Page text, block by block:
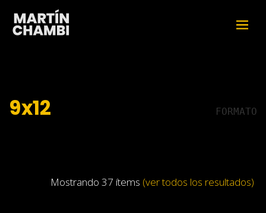
9x12 FORMATO
Mostrando 37 ítems (ver todos los resultados)